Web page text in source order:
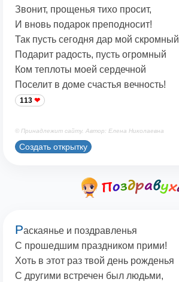
Звонит, прощенья тихо просит,
И вновь подарок преподносит!
Так пусть сегодня дар мой скромный
Подарит радость, пусть огромный
Ком теплоты моей сердечной
Поселит в доме счастья вечность!
113
© Принадлежит сайту. Автор: Елена Николаевна
Создать открытку
Раскаянье и поздравленья
С прошедшим праздником прими!
Хоть в этот раз твой день рожденья
С другими встречен был людьми,